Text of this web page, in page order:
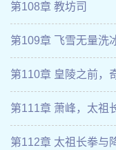
第108章 教坊司
第109章 飞雪无量洗
第110章 皇陵之前，
第111章 萧峰，太祖
第112章 太祖长拳与